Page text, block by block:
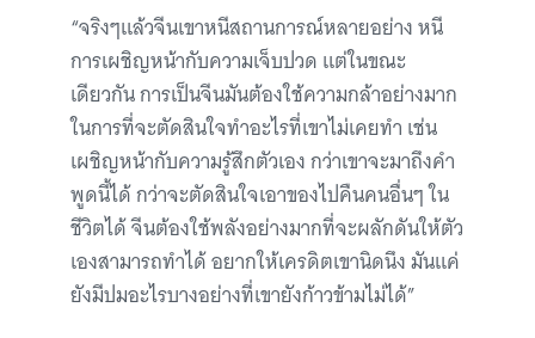
“จริงๆแล้วจีนเขาหนีสถานการณ์หลายอย่าง หนี
การเผชิญหน้ากับความเจ็บปวด แต่ในขณะ
เดียวกัน การเป็นจีนมันต้องใช้ความกล้าอย่างมาก
ในการที่จะตัดสินใจทำอะไรที่เขาไม่เคยทำ เช่น
เผชิญหน้ากับความรู้สึกตัวเอง กว่าเขาจะมาถึงคำ
พูดนี้ได้ กว่าจะตัดสินใจเอาของไปคืนคนอื่นๆ ใน
ชีวิตได้ จีนต้องใช้พลังอย่างมากที่จะผลักดันให้ตัว
เองสามารถทำได้ อยากให้เครดิตเขานิดนึง มันแค่
ยังมีปมอะไรบางอย่างที่เขายังก้าวข้ามไม่ได้”